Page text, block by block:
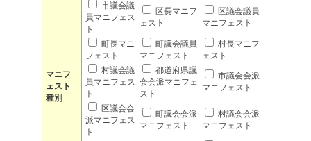
マニフ
ェスト
種別
市議会議
員マニフェス
ト
区長マニフ
ェスト
区議会議員
マニフェスト
町長マニ
フェスト
町議会議員
マニフェスト
村長マニフ
ェスト
村議会議
員マニフェス
ト
都道府県議
会会派マニフェ
スト
市議会会派
マニフェスト
区議会会
派マニフェス
ト
町議会会派
マニフェスト
村議会会派
マニフェスト